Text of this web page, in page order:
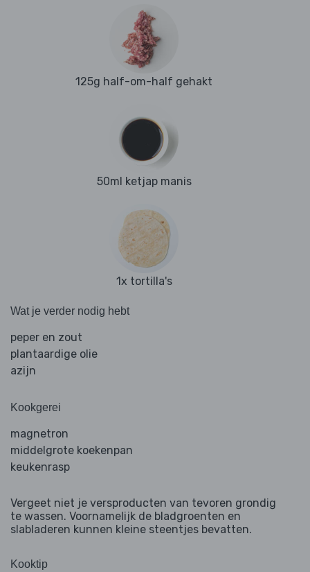
125g half-om-half gehakt
50ml ketjap manis
1x tortilla's
Wat je verder nodig hebt
peper en zout
plantaardige olie
azijn
Kookgerei
magnetron
middelgrote koekenpan
keukenrasp
Vergeet niet je versproducten van tevoren grondig
te wassen. Voornamelijk de bladgroenten en
slabladeren kunnen kleine steentjes bevatten.
Kooktip